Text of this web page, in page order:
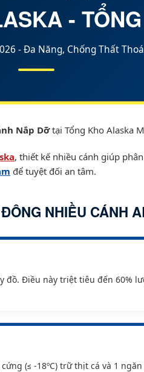
-
- Đa Năng, Chống Thất
Nắp Dỡtại Tổng Kho Alaska
, thiết kế nhiều cánh giúp
để tuyệt đối an tâm.
NHIỀU CÁNH
đồ. Điều này triệt tiêu đến 60%
(≤ -18ºC) trữ thịt cá và 1